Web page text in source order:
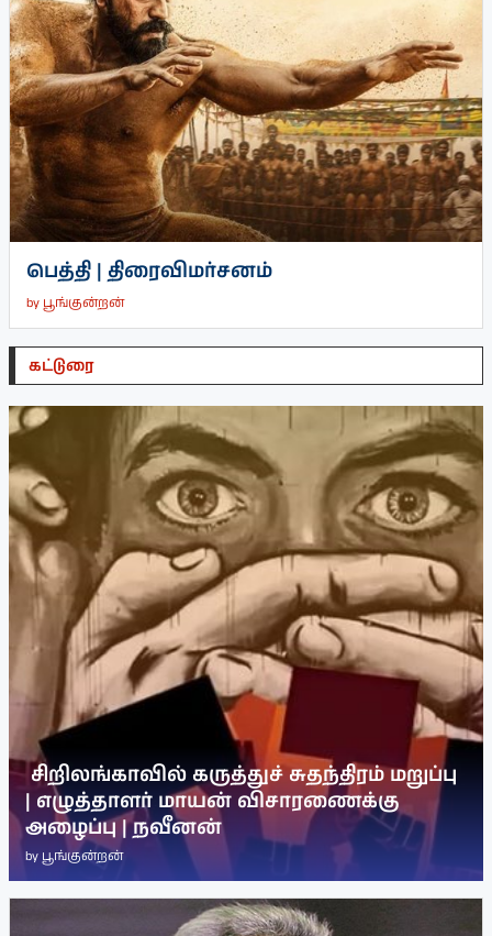
பெத்தி | திரைவிமர்சனம்
by பூங்குன்றன்
கட்டுரை
சிறிலங்காவில் கருத்துச் சுதந்திரம் மறுப்பு
| எழுத்தாளர் மாயன் விசாரணைக்கு
அழைப்பு | நவீனன்
by பூங்குன்றன்